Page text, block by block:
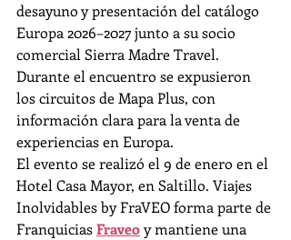
desayuno y presentación del catálogo
Europa 2026–2027 junto a su socio
comercial Sierra Madre Travel.
Durante el encuentro se expusieron
los circuitos de Mapa Plus, con
información clara para la venta de
experiencias en Europa.
El evento se realizó el 9 de enero en el
Hotel Casa Mayor, en Saltillo. Viajes
Inolvidables by FraVEO forma parte de
Franquicias Fraveo y mantiene una